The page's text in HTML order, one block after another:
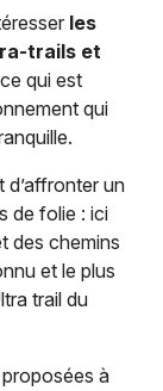
les
trails et
qui est
qui
un
de folie : ici
des chemins
et le plus
trail du
à